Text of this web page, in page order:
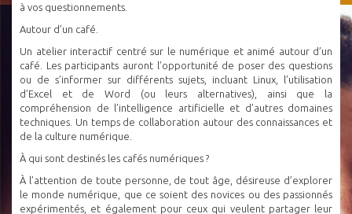
à vos questionnements.
Autour d’un café.
Un atelier interactif centré sur le numérique et animé autour d’un
café. Les participants auront l’opportunité de poser des questions
ou de s’informer sur différents sujets, incluant Linux, l’utilisation
d’Excel et de Word (ou leurs alternatives), ainsi que la
compréhension de l’intelligence artificielle et d’autres domaines
techniques. Un temps de collaboration autour des connaissances et
de la culture numérique.
À qui sont destinés les cafés numériques ?
À l’attention de toute personne, de tout âge, désireuse d’explorer
le monde numérique, que ce soient des novices ou des passionnés
expérimentés, et également pour ceux qui veulent partager leur